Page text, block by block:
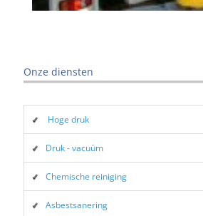
Onze diensten
Hoge druk
Druk - vacuüm
Chemische reiniging
Asbestsanering